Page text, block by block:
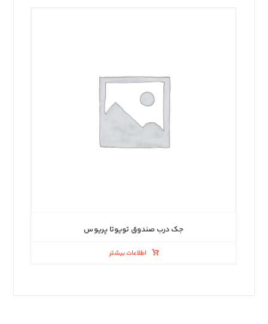
جک درب صندوق تویوتا پریوس
اطلاعات بیشتر